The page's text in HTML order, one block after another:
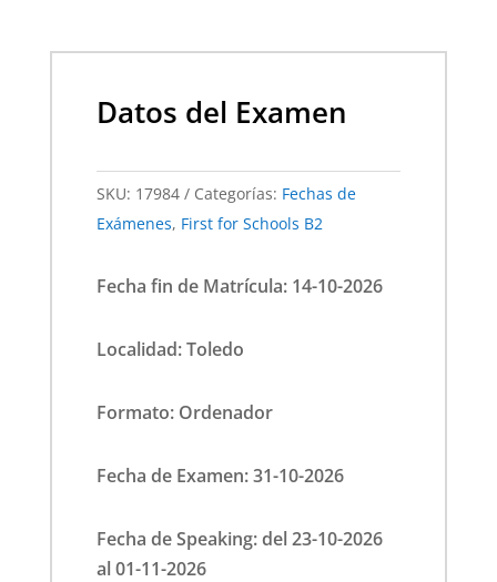
Datos del Examen
SKU: 17984 Categorías: Fechas de
Exámenes, First for Schools B2
Fecha fin de Matrícula: 14-10-2026
Localidad: Toledo
Formato: Ordenador
Fecha de Examen: 31-10-2026
Fecha de Speaking: del 23-10-2026
al 01-11-2026